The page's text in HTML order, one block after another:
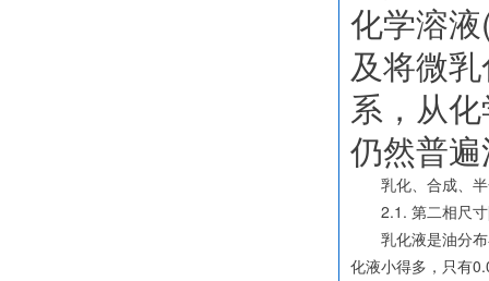
化学溶
及将微
系，从
仍然普
乳化、合成、半
2.1. 第二相尺寸
乳化液是油分布
化液小得多，只有